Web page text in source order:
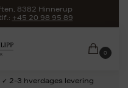
8382 Hinnerup
+45 20 98 95 89
0
✓ 2-3 hverdages levering